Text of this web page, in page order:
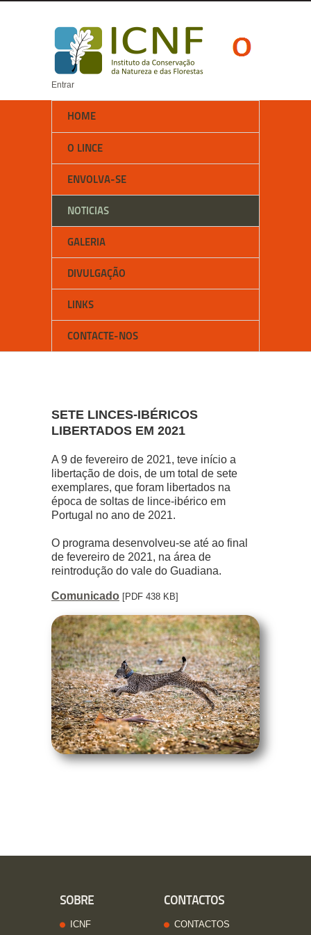
Entrar
HOME
O LINCE
ENVOLVA-SE
NOTICIAS
GALERIA
DIVULGAÇÃO
LINKS
CONTACTE-NOS
SETE LINCES-IBÉRICOS
LIBERTADOS EM 2021
A 9 de fevereiro de 2021, teve início a
libertação de dois, de um total de sete
exemplares, que foram libertados na
época de soltas de lince-ibérico em
Portugal no ano de 2021.
O programa desenvolveu-se até ao final
de fevereiro de 2021, na área de
reintrodução do vale do Guadiana.
Comunicado [PDF 438 KB]
SOBRE
ICNF
CONTACTOS
CONTACTOS